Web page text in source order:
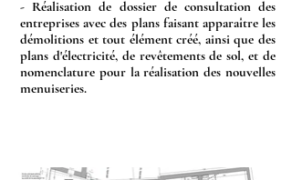
- Réalisation de dossier de consultation des
entreprises avec des plans faisant apparaître les
démolitions et tout élément créé, ainsi que des
plans d'électricité, de revêtements de sol, et de
nomenclature pour la réalisation des nouvelles
menuiseries.